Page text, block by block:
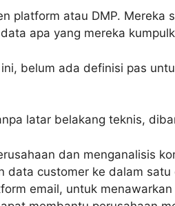
platform atau DMP.
apa yang mereka
belum ada definisi pas
latar belakang teknis,
dan menganalisis
data customer ke dalam
email, untuk